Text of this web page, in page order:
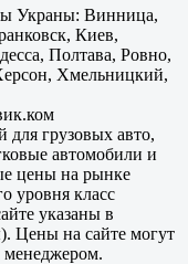
Украны: Винница,
Киев,
Полтава, Ровно,
Хмельницкий,
для грузовых авто,
автомобили и
цены на рынке
уровня класс
указаны в
Цены на сайте могут
менеджером.